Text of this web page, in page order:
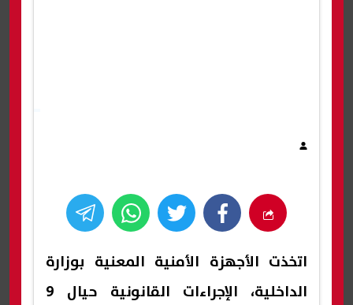
اتخذت الأجهزة الأمنية المعنية بوزارة
الداخلية، الإجراءات القانونية حيال 9